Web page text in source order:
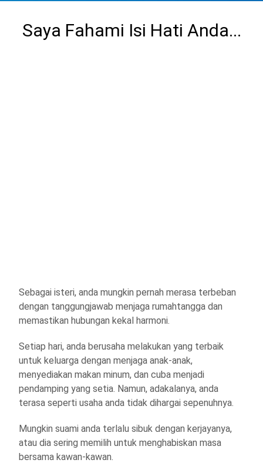
Saya Fahami Isi Hati Anda...
Sebagai isteri, anda mungkin pernah merasa terbeban
dengan tanggungjawab menjaga rumahtangga dan
memastikan hubungan kekal harmoni.
Setiap hari, anda berusaha melakukan yang terbaik
untuk keluarga dengan menjaga anak-anak,
menyediakan makan minum, dan cuba menjadi
pendamping yang setia. Namun, adakalanya, anda
terasa seperti usaha anda tidak dihargai sepenuhnya.
Mungkin suami anda terlalu sibuk dengan kerjayanya,
atau dia sering memilih untuk menghabiskan masa
bersama kawan-kawan.